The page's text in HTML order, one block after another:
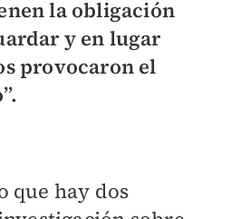
la obligación
y en lugar
provocaron el
que hay dos